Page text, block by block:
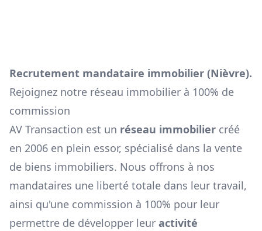
Recrutement mandataire immobilier (Nièvre).
Rejoignez notre réseau immobilier à 100% de
commission
AV Transaction est un réseau immobilier créé
en 2006 en plein essor, spécialisé dans la vente
de biens immobiliers. Nous offrons à nos
mandataires une liberté totale dans leur travail,
ainsi qu'une commission à 100% pour leur
permettre de développer leur activité